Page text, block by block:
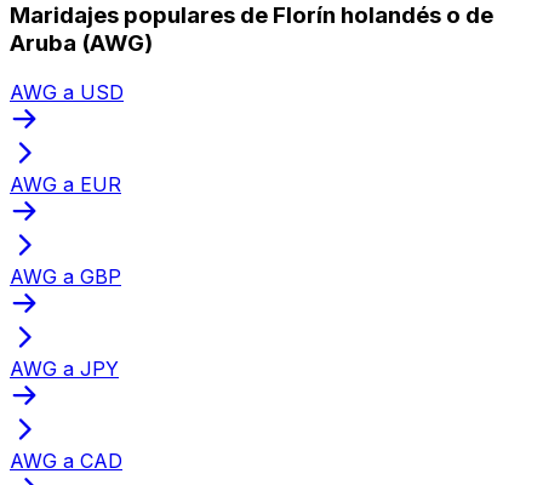
Maridajes populares de Florín holandés o de
Aruba (AWG)
AWG a USD
AWG a EUR
AWG a GBP
AWG a JPY
AWG a CAD